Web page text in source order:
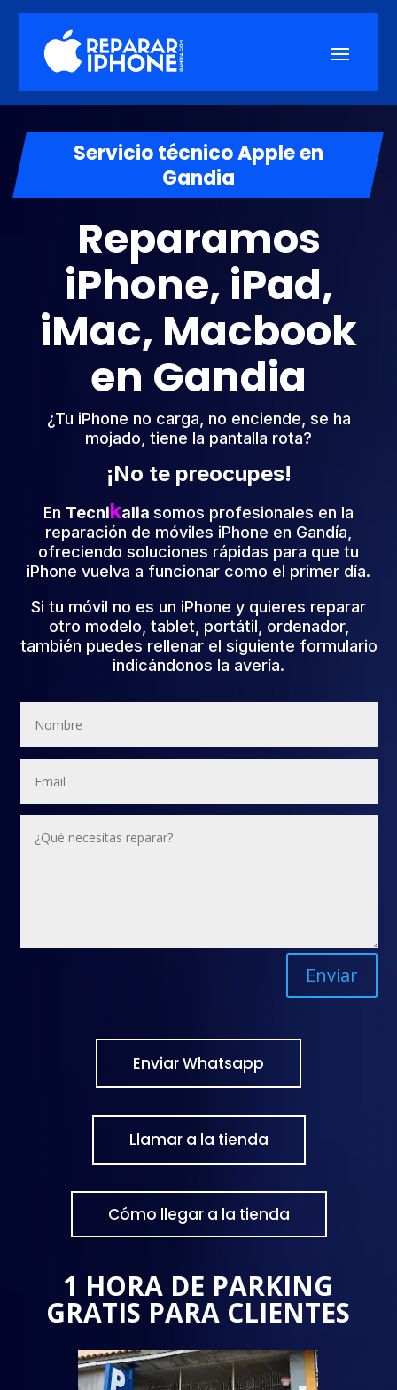
Servicio técnico Apple en
Gandia
Reparamos
iPhone, iPad,
iMac, Macbook
en Gandia
¿Tu iPhone no carga, no enciende, se ha
mojado, tiene la pantalla rota?
¡No te preocupes!
En Tecnikalia somos profesionales en la
reparación de móviles iPhone en Gandía,
ofreciendo soluciones rápidas para que tu
iPhone vuelva a funcionar como el primer día.
Si tu móvil no es un iPhone y quieres reparar
otro modelo, tablet, portátil, ordenador,
también puedes rellenar el siguiente formulario
indicándonos la avería.
Enviar
Enviar Whatsapp
Llamar a la tienda
Cómo llegar a la tienda
1 HORA DE PARKING
GRATIS PARA CLIENTES